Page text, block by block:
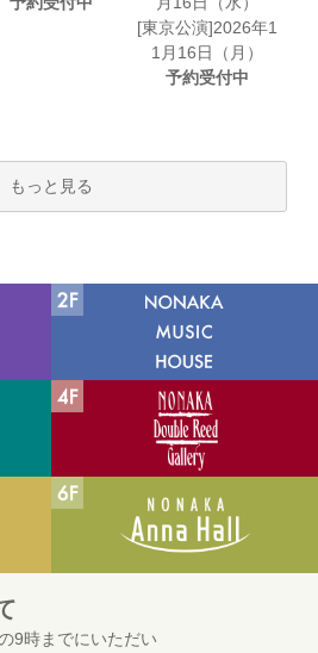
[東京公演]2026年1
1月16日（月）
予約受付中
もっと見る
9時までにいただい